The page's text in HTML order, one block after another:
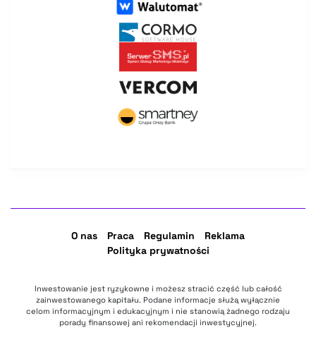
O nas Praca Regulamin
Reklama
Polityka prywatności
Inwestowanie jest ryzykowne i możesz stracić część lub całość
zainwestowanego kapitału. Podane informacje służą wyłącznie
celom informacyjnym i edukacyjnym i nie stanowią żadnego rodzaju
porady finansowej ani rekomendacji inwestycyjnej.